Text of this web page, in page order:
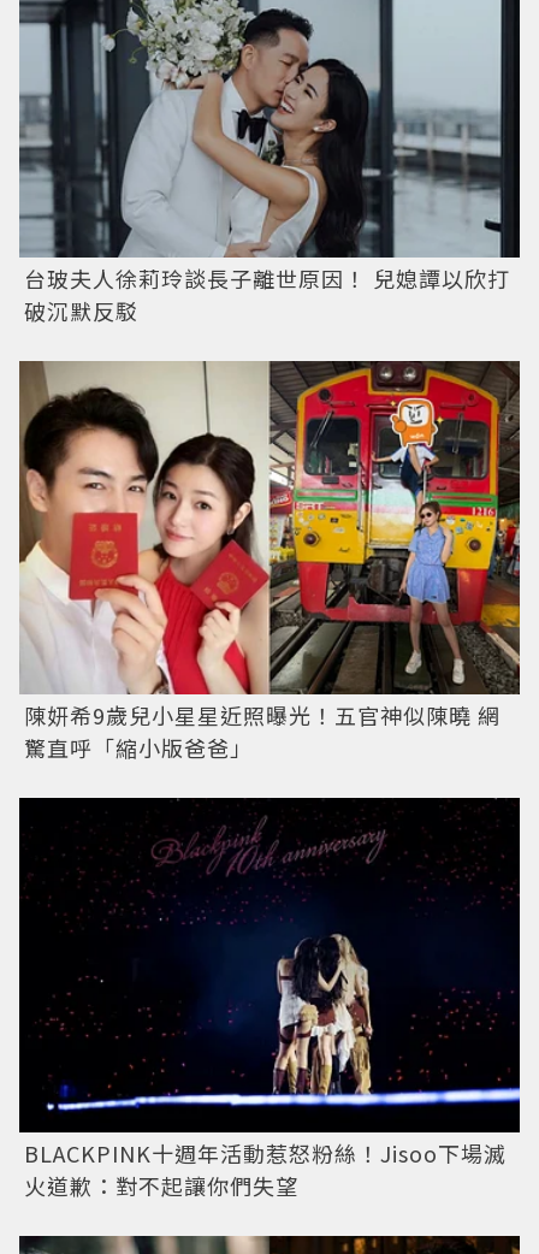
台玻夫人徐莉玲談長子離世原因！ 兒媳譚以欣打
破沉默反駁
陳妍希9歲兒小星星近照曝光！五官神似陳曉 網
驚直呼「縮小版爸爸」
BLACKPINK十週年活動惹怒粉絲！Jisoo下場滅
火道歉：對不起讓你們失望